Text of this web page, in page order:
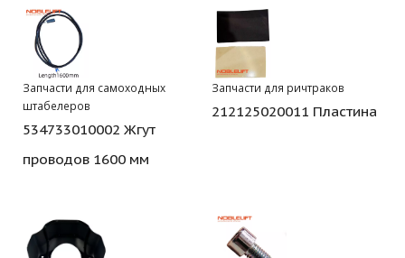
Запчасти для самоходных
штабелеров
534733010002 Жгут
проводов 1600 мм
Запчасти для ричтраков
212125020011 Пластина